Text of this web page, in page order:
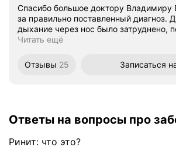
Спасибо большое доктору Владимиру Владимировичу
за правильно поставленный диагноз.
дыхание через нос было
Читать ещё
Отзывы 25 Записаться
Ответы на вопросы про
Ринит: что это?